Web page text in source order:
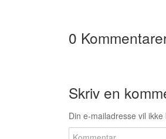
0
Skriv en
Din e-mailadresse vil